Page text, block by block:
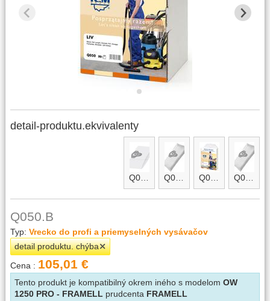
detail-produktu.ekvivalenty
Q050 Q050 micro Q050.A Q050.A micro
Q050.B
Typ: Vrecko do profi a priemyselných vysávačov
detail produktu. chýba
Cena : 105,01 €
Tento produkt je kompatibilný okrem iného s modelom OW
1250 PRO - FRAMELL prudcenta FRAMELL